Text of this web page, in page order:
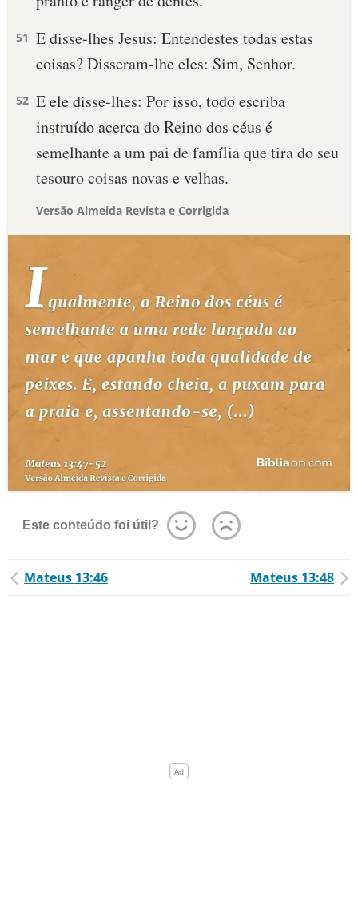
51 E disse-lhes Jesus: Entendestes todas estas
coisas? Disseram-lhe eles: Sim, Senhor.
52 E ele disse-lhes: Por isso, todo escriba
instruído acerca do Reino dos céus é
semelhante a um pai de família que tira do seu
tesouro coisas novas e velhas.
Versão Almeida Revista e Corrigida
Este conteúdo foi útil?
Mateus 13:46 Mateus 13:48